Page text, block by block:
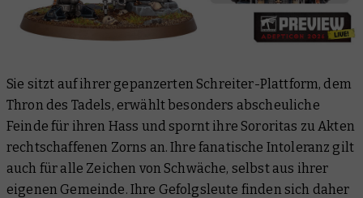
Sie sitzt auf ihrer gepanzerten Schreiter-Plattform, dem
Thron des Tadels, erwählt besonders abscheuliche
Feinde für ihren Hass und spornt ihre Sororitas zu Akten
rechtschaffenen Zorns an. Ihre fanatische Intoleranz gilt
auch für alle Zeichen von Schwäche, selbst aus ihrer
eigenen Gemeinde. Ihre Gefolgsleute finden sich daher